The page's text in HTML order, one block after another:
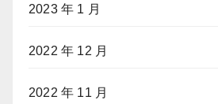
2023 年 1 月
2022 年 12 月
2022 年 11 月